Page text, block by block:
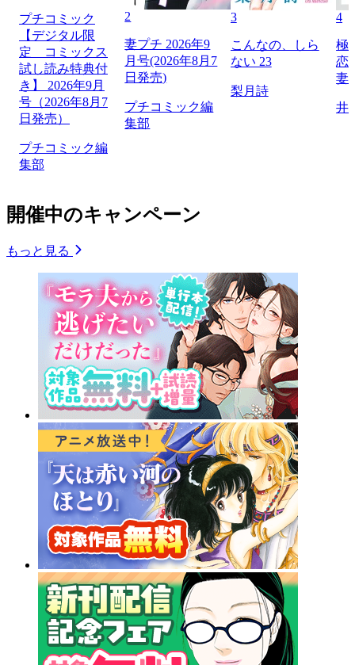
プチコミック
【デジタル限
定 コミックス
試し読み特典付
き】 2026年9月
号（2026年8月7
日発売）
プチコミック編
集部
2
妻プチ 2026年9
月号(2026年8月7
日発売)
プチコミック編
集部
3
こんなの、しら
ない 23
梨月詩
4
極
恋
妻
井
開催中のキャンペーン
もっと見る